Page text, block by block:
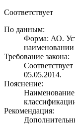
Соответствует
По данным:
Форма: АО.
наименовании
Требование закона:
05.05.2014.
Пояснение:
Наименование
Рекомендация: